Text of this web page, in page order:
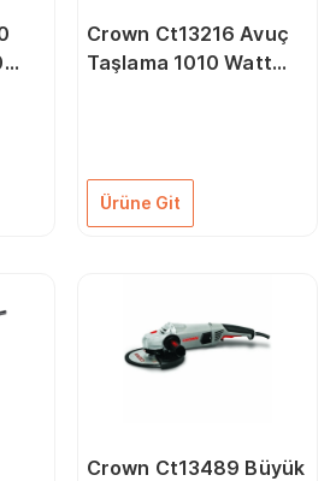
Crown Ct13216 Avuç
Taşlama 1010 Watt
Ürüne Git
Crown Ct13489 Büyük